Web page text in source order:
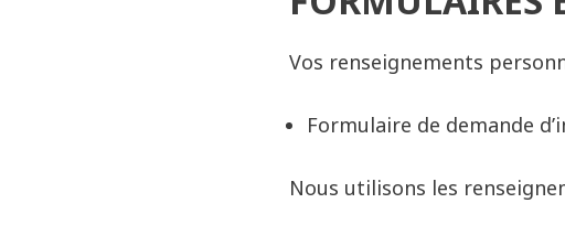
Vos renseignements
Formulaire de demande
Nous utilisons les